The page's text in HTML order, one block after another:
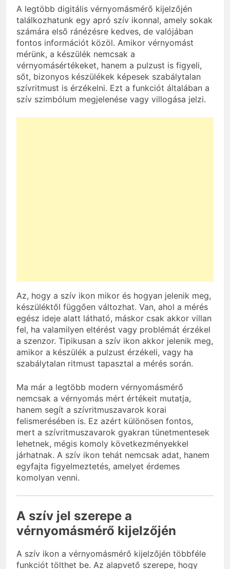
A legtöbb digitális vérnyomásmérő kijelzőjén
találkozhatunk egy apró szív ikonnal, amely sokak
számára első ránézésre kedves, de valójában
fontos információt közöl. Amikor vérnyomást
mérünk, a készülék nemcsak a
vérnyomásértékeket, hanem a pulzust is figyeli,
sőt, bizonyos készülékek képesek szabálytalan
szívritmust is érzékelni. Ezt a funkciót általában a
szív szimbólum megjelenése vagy villogása jelzi.
Az, hogy a szív ikon mikor és hogyan jelenik meg,
készüléktől függően változhat. Van, ahol a mérés
egész ideje alatt látható, máskor csak akkor villan
fel, ha valamilyen eltérést vagy problémát érzékel
a szenzor. Tipikusan a szív ikon akkor jelenik meg,
amikor a készülék a pulzust érzékeli, vagy ha
szabálytalan ritmust tapasztal a mérés során.
Ma már a legtöbb modern vérnyomásmérő
nemcsak a vérnyomás mért értékeit mutatja,
hanem segít a szívritmuszavarok korai
felismerésében is. Ez azért különösen fontos,
mert a szívritmuszavarok gyakran tünetmentesek
lehetnek, mégis komoly következményekkel
járhatnak. A szív ikon tehát nemcsak adat, hanem
egyfajta figyelmeztetés, amelyet érdemes
komolyan venni.
A szív jel szerepe a
vérnyomásmérő kijelzőjén
A szív ikon a vérnyomásmérő kijelzőjén többféle
funkciót tölthet be. Az alapvető szerepe, hogy